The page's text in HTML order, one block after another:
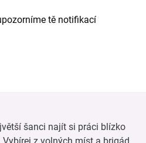
tě notifikací
šanci najít si práci blízko
z volných míst a brigád